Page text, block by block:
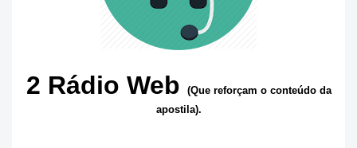
2 Rádio Web
(Que reforçam o conteúdo da
apostila).